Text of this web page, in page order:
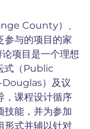
County）、
参与的项目的家
项目是一个理想
式（Public
）及议
课程设计循序
技能，并为参加
形式并辅以针对